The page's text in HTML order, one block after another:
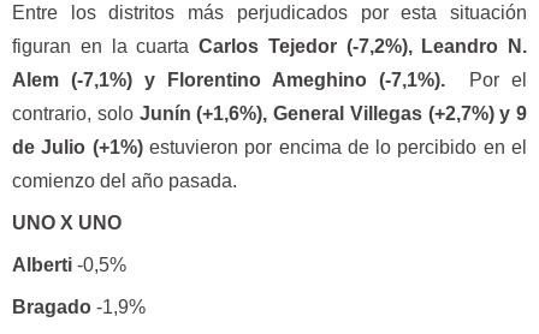
Entre los distritos más perjudicados por esta situación
figuran en la cuarta Carlos Tejedor (-7,2%), Leandro N.
Alem (-7,1%) y Florentino Ameghino (-7,1%). Por el
contrario, solo Junín (+1,6%), General Villegas (+2,7%) y 9
de Julio (+1%)estuvieron por encima de lo percibido en el
comienzo del año pasada.
UNO X UNO
Alberti -0,5%
Bragado -1,9%